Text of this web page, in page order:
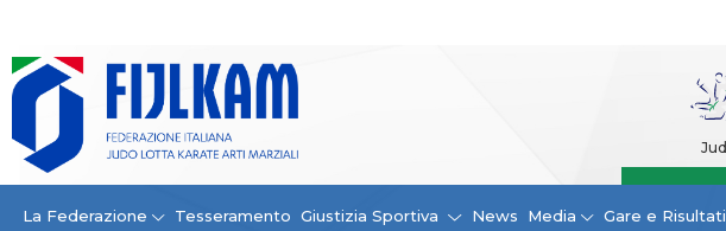
La Federazione Tesseramento Giustizia Sportiva News Media Gare e Risultati
La Federazione
La FIJLKAM
Organigramma
Storia
Campioni di tutti i tempi
News